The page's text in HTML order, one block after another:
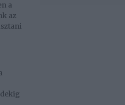
a
az